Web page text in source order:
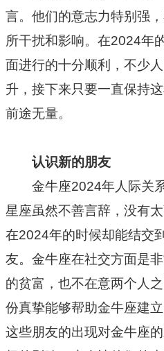
言。他们的意志力特别强
所干扰和影响。在2024年
面进行的十分顺利，不少
升，接下来只要一直保持
前途无量。
认识新的朋友
金牛座2024年人际关系
星座虽然不善言辞，没有
在2024年的时候却能结交
友。金牛座在社交方面是
的贫富，也不在意两个人
份真挚能够帮助金牛座建
这些朋友的出现对金牛座